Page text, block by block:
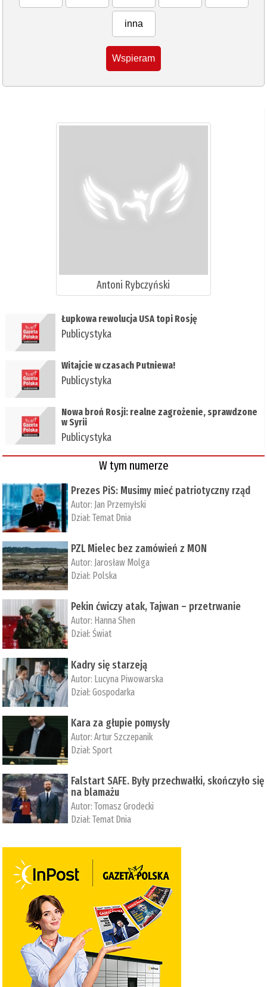
inna
Wspieram
Antoni Rybczyński
Łupkowa rewolucja USA topi Rosję
Publicystyka
Witajcie w czasach Putniewa!
Publicystyka
Nowa broń Rosji: realne zagrożenie, sprawdzone
w Syrii
Publicystyka
W tym numerze
Prezes PiS: Musimy mieć patriotyczny rząd
Autor: Jan Przemyłski
Dział:Temat Dnia
PZL Mielec bez zamówień z MON
Autor: Jarosław Molga
Dział: Polska
Pekin ćwiczy atak, Tajwan – przetrwanie
Autor: ­Hanna Shen
Dział:Świat
Kadry się starzeją
Autor: Lucyna Piwowarska
Dział:Gospodarka
Kara za głupie pomysły
Autor:Artur Szczepanik
Dział:Sport
Falstart SAFE. Były przechwałki, skończyło się
na blamażu
Autor:Tomasz Grodecki
Dział:Temat Dnia